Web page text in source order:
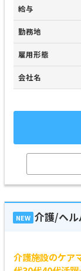
給与
勤務地
雇用形態
会社名
NEW 介護/ヘル
介護施設のケア